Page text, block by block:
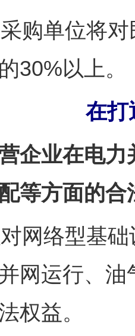
单位将对
30%以上。
在打
业在电力
等方面的合
络型基础
网运行、
权益。